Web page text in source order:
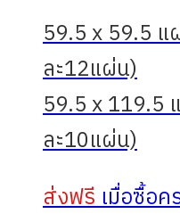
59.5 x 59.5 แ
ละ12แผ่น)
59.5 x 119.5
ละ10แผ่น)
ส่งฟรีเมื่อซื้อค